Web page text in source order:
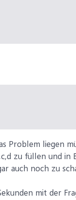
Problem liegen
zu füllen und in
auch noch zu
mit der